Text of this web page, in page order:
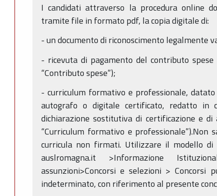
I candidati attraverso la procedura online
tramite file in formato pdf, la copia digitale di:
- un documento di riconoscimento legalmente
- ricevuta di pagamento del contributo
“Contributo spese”);
- curriculum formativo e professionale,
autografo o digitale certificato, redatto in
dichiarazione sostitutiva di certificazione e
“Curriculum formativo e professionale”).Non
curricula non firmati. Utilizzare il modello di
auslromagna.it >Informazione
assunzioni>Concorsi e selezioni > Concorsi
indeterminato, con riferimento al presente